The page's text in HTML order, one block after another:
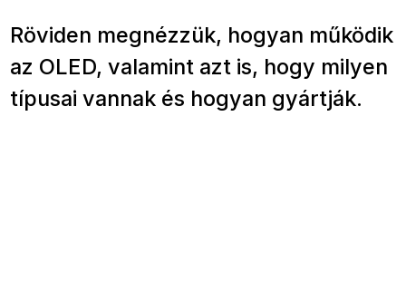
Röviden megnézzük, hogyan működik
az OLED, valamint azt is, hogy milyen
típusai vannak és hogyan gyártják.